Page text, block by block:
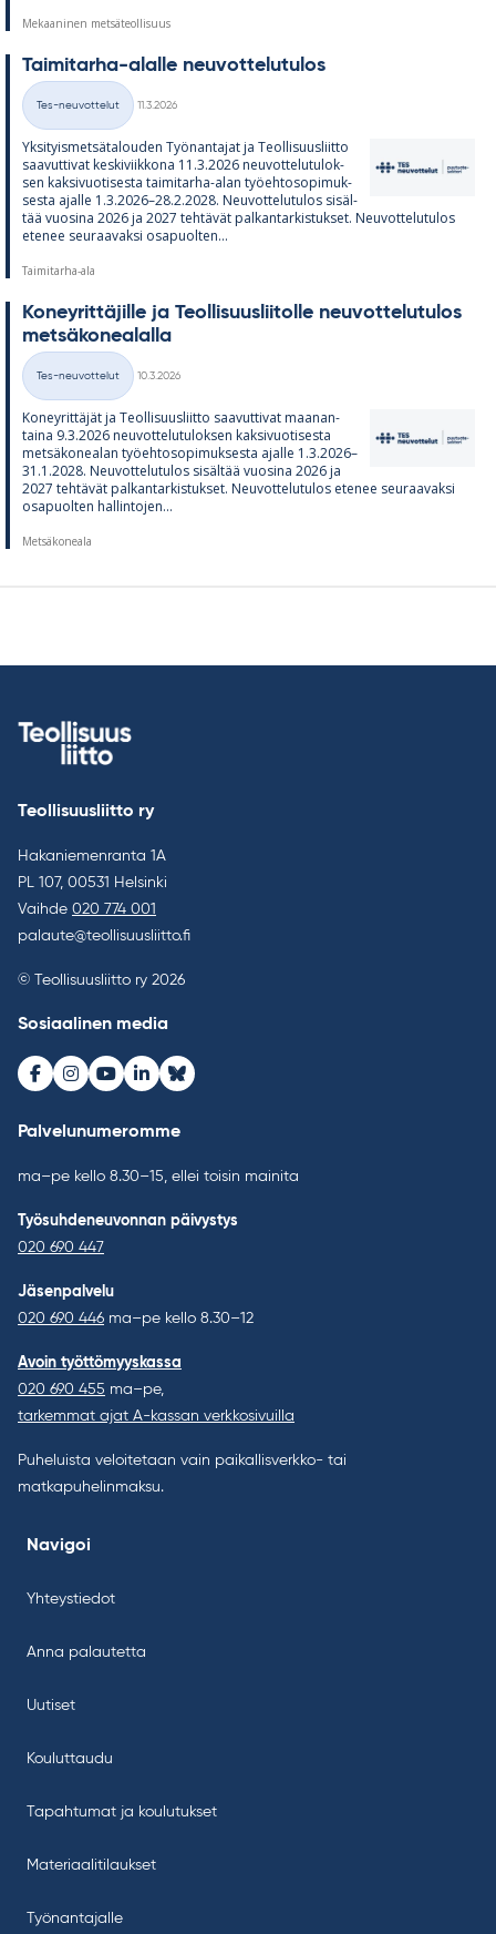
Mekaaninen metsäteollisuus
Tai­mi­tarha-alalle neu­vot­te­lu­tu­los
Kategoriat
Tes-neuvottelut
11.3.2026
Yk­si­tyis­met­sä­ta­lou­den Työ­nan­ta­jat ja Teol­li­suus­liitto
saa­vut­ti­vat kes­ki­viik­kona 11.3.2026 neu­vot­te­lu­tu­lok­
sen kak­si­vuo­ti­sesta tai­mi­tarha-alan työ­eh­to­so­pi­muk­
sesta ajalle 1.3.2026–28.2.2028. Neu­vot­te­lu­tu­los si­säl­
tää vuo­sina 2026 ja 2027 teh­tä­vät pal­kan­tar­kis­tuk­set. Neu­vot­te­lu­tu­los
ete­nee seu­raa­vaksi os­a­puol­ten...
Taimitarha-ala
Ko­ney­rit­tä­jille ja Teol­li­suus­lii­tolle neu­vot­te­lu­tu­los
met­sä­ko­nea­lalla
Kategoriat
Tes-neuvottelut
10.3.2026
Ko­ney­rit­tä­jät ja Teol­li­suus­liitto saa­vut­ti­vat maa­nan­
taina 9.3.2026 neu­vot­te­lu­tu­lok­sen kak­si­vuo­ti­sesta
met­sä­ko­nea­lan työ­eh­to­so­pi­muk­sesta ajalle 1.3.2026–
31.1.2028. Neu­vot­te­lu­tu­los si­säl­tää vuo­sina 2026 ja
2027 teh­tä­vät pal­kan­tar­kis­tuk­set. Neu­vot­te­lu­tu­los ete­nee seu­raa­vaksi
os­a­puol­ten hal­lin­to­jen...
Metsäkoneala
Teollisuusliitto ry
Hakaniemenranta 1A
PL 107, 00531 Helsinki
Vaihde 020 774 001
palaute@teollisuusliitto.fi
© Teollisuusliitto ry 2026
Sosiaalinen media
Facebook
Instagram
Youtube
LinkedInBluesky
Palvelunumeromme
ma–pe kello 8.30–15, ellei toisin mainita
Työsuhdeneuvonnan päivystys
020 690 447
Jäsenpalvelu
020 690 446 ma–pe kello 8.30–12
Avoin työttömyyskassa
020 690 455 ma–pe,
tarkemmat ajat A-kassan verkkosivuilla
Puheluista veloitetaan vain paikallisverkko- tai
matkapuhelinmaksu.
Navigoi
Yhteystiedot
Anna palautetta
Uutiset
Kouluttaudu
Tapahtumat ja koulutukset
Materiaalitilaukset
Työnantajalle